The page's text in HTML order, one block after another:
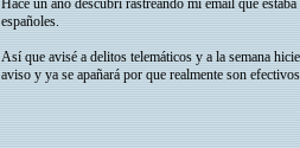
Hace un año descubrí rastreando mi email que
españoles.
Así que avisé a delitos telemáticos y a la semana
aviso y ya se apañará por que realmente son